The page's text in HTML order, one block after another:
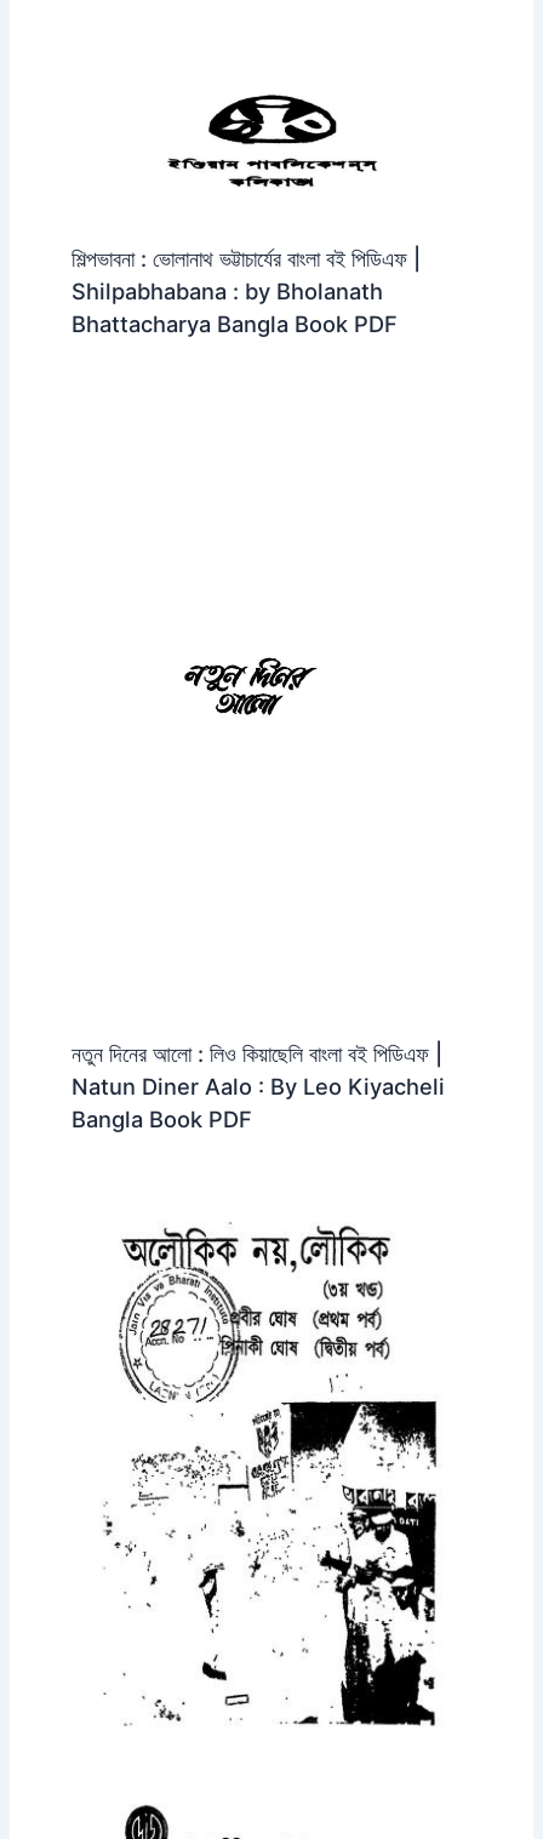
শিল্পভাবনা : ভোলানাথ ভট্টাচার্যের বাংলা বই পিডিএফ |
Shilpabhabana : by Bholanath
Bhattacharya Bangla Book PDF
নতুন দিনের আলো : লিও কিয়াছেলি বাংলা বই পিডিএফ |
Natun Diner Aalo : By Leo Kiyacheli
Bangla Book PDF